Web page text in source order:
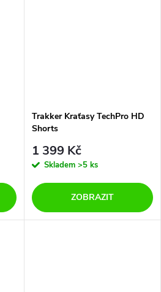
Trakker Kraťasy TechPro HD
Shorts
1 399 Kč
Skladem >5 ks
ZOBRAZIT